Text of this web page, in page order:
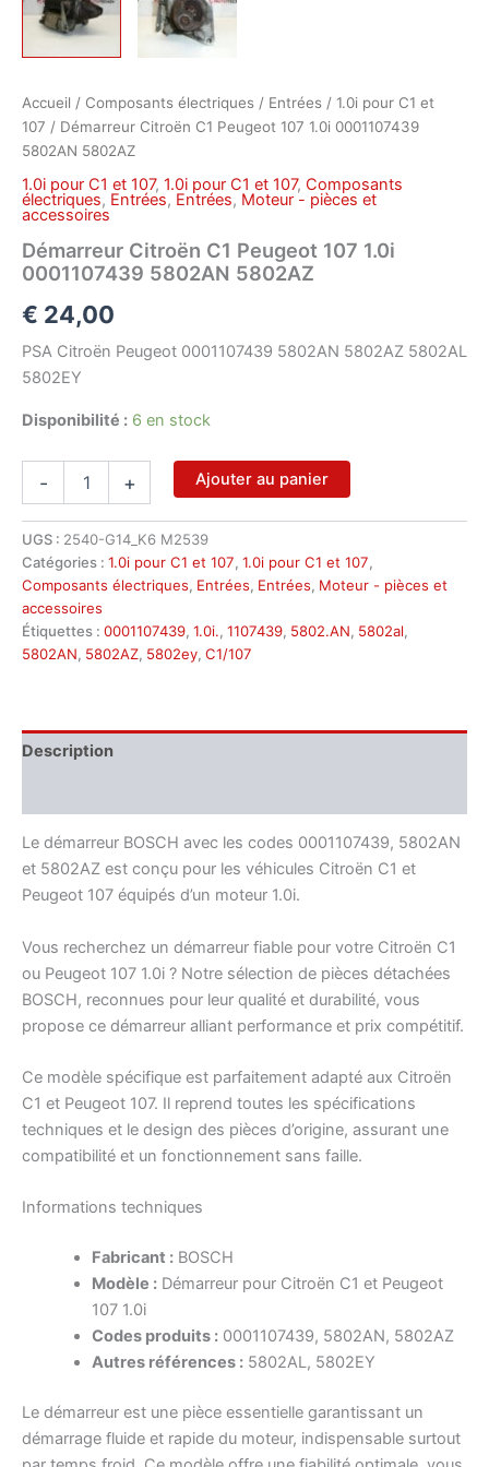
Accueil / Composants électriques / Entrées / 1.0i pour C1 et
107 / Démarreur Citroën C1 Peugeot 107 1.0i 0001107439
5802AN 5802AZ
1.0i pour C1 et 107, 1.0i pour C1 et 107, Composants
électriques, Entrées, Entrées, Moteur - pièces et
accessoires
Démarreur Citroën C1 Peugeot 107 1.0i
0001107439 5802AN 5802AZ
€ 24,00
PSA Citroën Peugeot 0001107439 5802AN 5802AZ 5802AL
5802EY
Disponibilité : 6 en stock
-
Citroën
C1
Peugeot
107
1.0i
0001107439
5802AN
+ Ajouter au panier
UGS : 2540-G14_K6 M2539
Catégories : 1.0i pour C1 et 107, 1.0i pour C1 et 107,
Composants électriques, Entrées, Entrées, Moteur - pièces et
accessoires
Étiquettes : 0001107439, 1.0i., 1107439, 5802.AN, 5802al,
5802AN, 5802AZ, 5802ey, C1/107
Description
Le démarreur BOSCH avec les codes 0001107439, 5802AN
et 5802AZ est conçu pour les véhicules Citroën C1 et
Peugeot 107 équipés d’un moteur 1.0i.
Vous recherchez un démarreur fiable pour votre Citroën C1
ou Peugeot 107 1.0i ? Notre sélection de pièces détachées
BOSCH, reconnues pour leur qualité et durabilité, vous
propose ce démarreur alliant performance et prix compétitif.
Ce modèle spécifique est parfaitement adapté aux Citroën
C1 et Peugeot 107. Il reprend toutes les spécifications
techniques et le design des pièces d’origine, assurant une
compatibilité et un fonctionnement sans faille.
Informations techniques
Fabricant :BOSCH
Modèle :Démarreur pour Citroën C1 et Peugeot
107 1.0i
Codes produits :0001107439, 5802AN, 5802AZ
Autres références :5802AL, 5802EY
Le démarreur est une pièce essentielle garantissant un
démarrage fluide et rapide du moteur, indispensable surtout